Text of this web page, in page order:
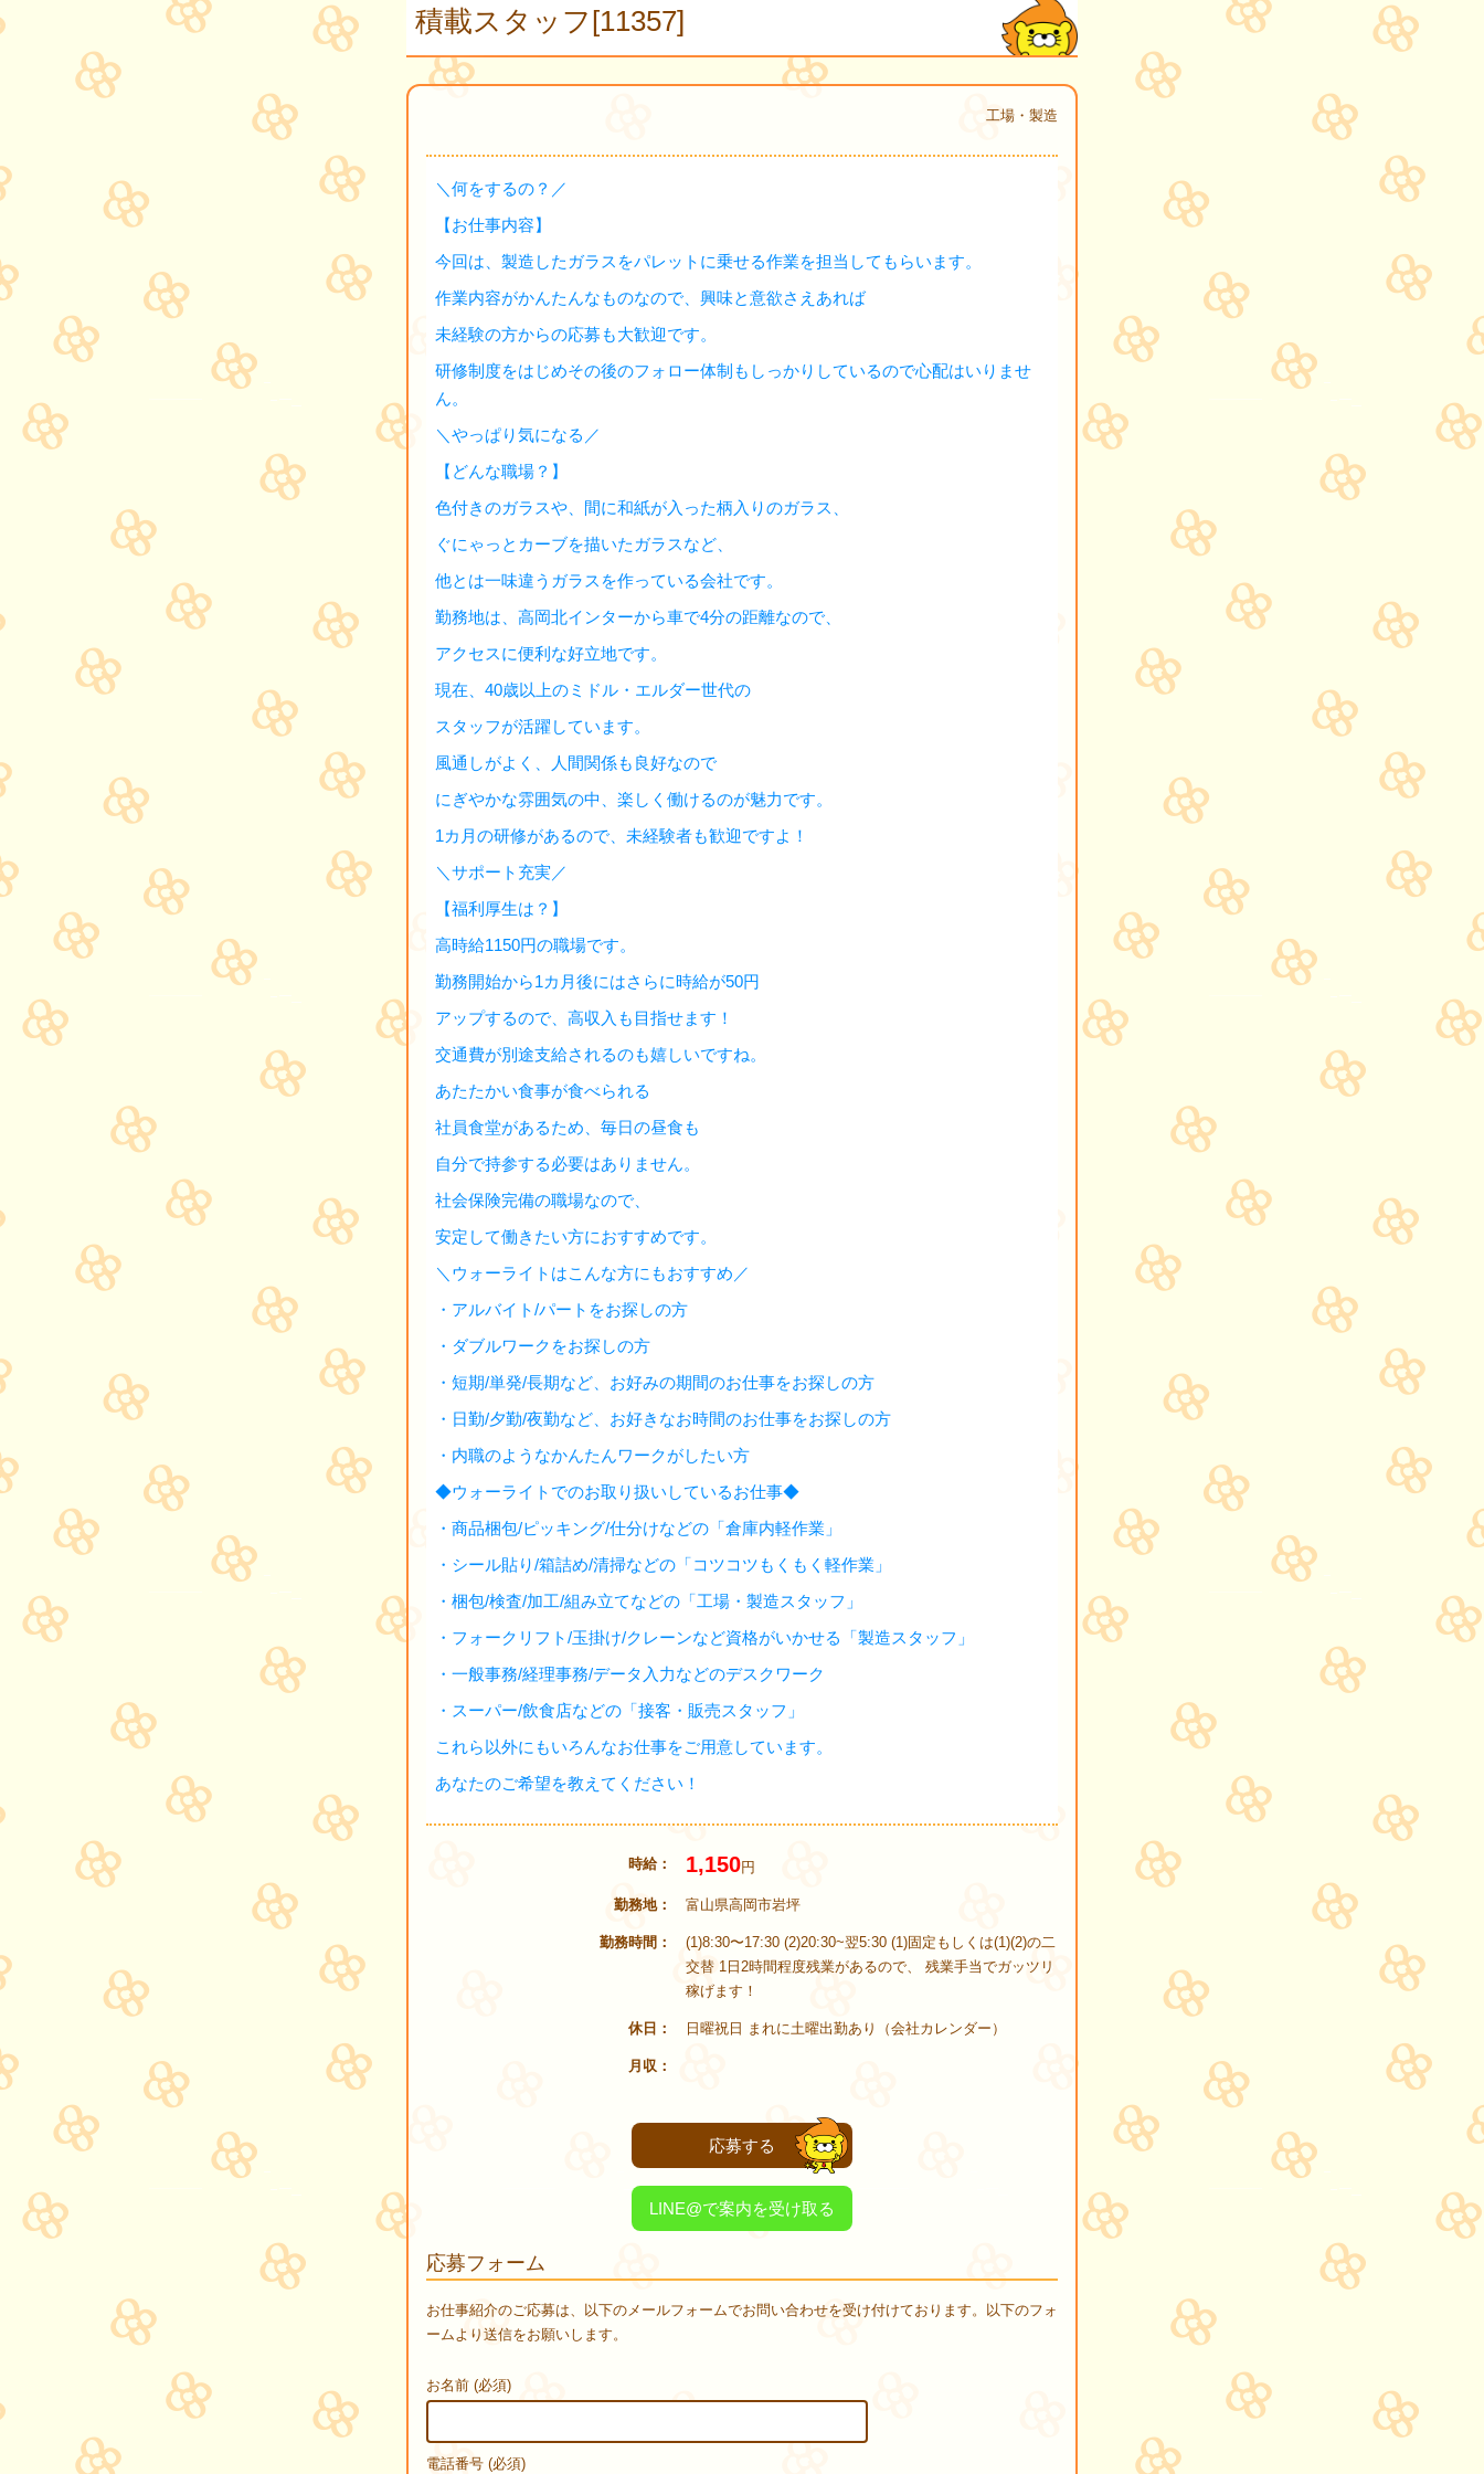
積載スタッフ[11357]
工場・製造
＼何をするの？／
【お仕事内容】
今回は、製造したガラスをパレットに乗せる作業を担当してもらいます。
作業内容がかんたんなものなので、興味と意欲さえあれば
未経験の方からの応募も大歓迎です。
研修制度をはじめその後のフォロー体制もしっかりしているので心配はいりませ
ん。
＼やっぱり気になる／
【どんな職場？】
色付きのガラスや、間に和紙が入った柄入りのガラス、
ぐにゃっとカーブを描いたガラスなど、
他とは一味違うガラスを作っている会社です。
勤務地は、高岡北インターから車で4分の距離なので、
アクセスに便利な好立地です。
現在、40歳以上のミドル・エルダー世代の
スタッフが活躍しています。
風通しがよく、人間関係も良好なので
にぎやかな雰囲気の中、楽しく働けるのが魅力です。
1カ月の研修があるので、未経験者も歓迎ですよ！
＼サポート充実／
【福利厚生は？】
高時給1150円の職場です。
勤務開始から1カ月後にはさらに時給が50円
アップするので、高収入も目指せます！
交通費が別途支給されるのも嬉しいですね。
あたたかい食事が食べられる
社員食堂があるため、毎日の昼食も
自分で持参する必要はありません。
社会保険完備の職場なので、
安定して働きたい方におすすめです。
＼ウォーライトはこんな方にもおすすめ／
・アルバイト/パートをお探しの方
・ダブルワークをお探しの方
・短期/単発/長期など、お好みの期間のお仕事をお探しの方
・日勤/夕勤/夜勤など、お好きなお時間のお仕事をお探しの方
・内職のようなかんたんワークがしたい方
◆ウォーライトでのお取り扱いしているお仕事◆
・商品梱包/ピッキング/仕分けなどの「倉庫内軽作業」
・シール貼り/箱詰め/清掃などの「コツコツもくもく軽作業」
・梱包/検査/加工/組み立てなどの「工場・製造スタッフ」
・フォークリフト/玉掛け/クレーンなど資格がいかせる「製造スタッフ」
・一般事務/経理事務/データ入力などのデスクワーク
・スーパー/飲食店などの「接客・販売スタッフ」
これら以外にもいろんなお仕事をご用意しています。
あなたのご希望を教えてください！
時給 1,150円
勤務地 富山県高岡市岩坪
勤務時間
(1)8:30〜17:30 (2)20:30~翌5:30 (1)固定もしくは(1)(2)の二
交替 1日2時間程度残業があるので、 残業手当でガッツリ
稼げます！
休日 日曜祝日 まれに土曜出勤あり（会社カレンダー）
月収
応募する
LINE@で案内を受け取る
応募フォーム
お仕事紹介のご応募は、以下のメールフォームでお問い合わせを受け付けております。以下のフォ
ームより送信をお願いします。
お名前 (必須)
電話番号 (必須)